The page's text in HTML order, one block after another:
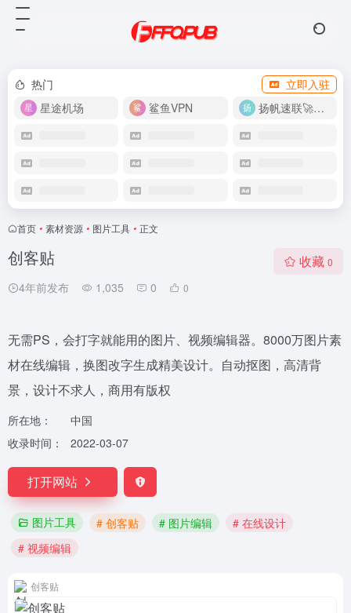
热门
立即入驻
星途机场
鲨鱼VPN 扬帆速联🚀很快
首页 • 素材资源 • 图片工具 • 正文
创客贴
4年前发布 1,035 0 0
收藏 0
无需PS，会打字就能用的图片、视频编辑器。8000万图片素
材在线编辑，换图改字生成精美设计。自动抠图，高清背
景，设计不求人，商用有版权
所在地：
中国
收录时间：
2022-03-07
打开网站
图片工具 # 创客贴 # 图片编辑
# 在线设计
# 视频编辑
创客贴